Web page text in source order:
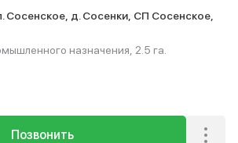
Сосенское, д. Сосенки, СП Сосенское,
назначения, 2.5 га.
Позвонить